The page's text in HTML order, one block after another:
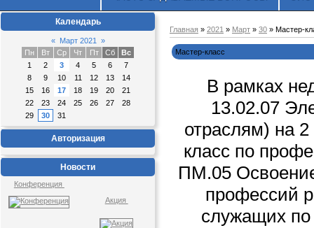
Календарь
« Март 2021
»
Пн
Вт Ср Чт Пт Сб
Вс
1
2 3 4 5 6
7
8
9 10 11 12 13
14
15
16 17 18 19 20
21
22
23 24 25 26 27
28
29
30 31
Авторизация
Новости
Конференция
Акция
Главная » 2021 » Март » 30 » Мастер-
Мастер-класс
В рамках
13.02.07
отраслям) на
класс по
ПМ.05
профессий
служащих